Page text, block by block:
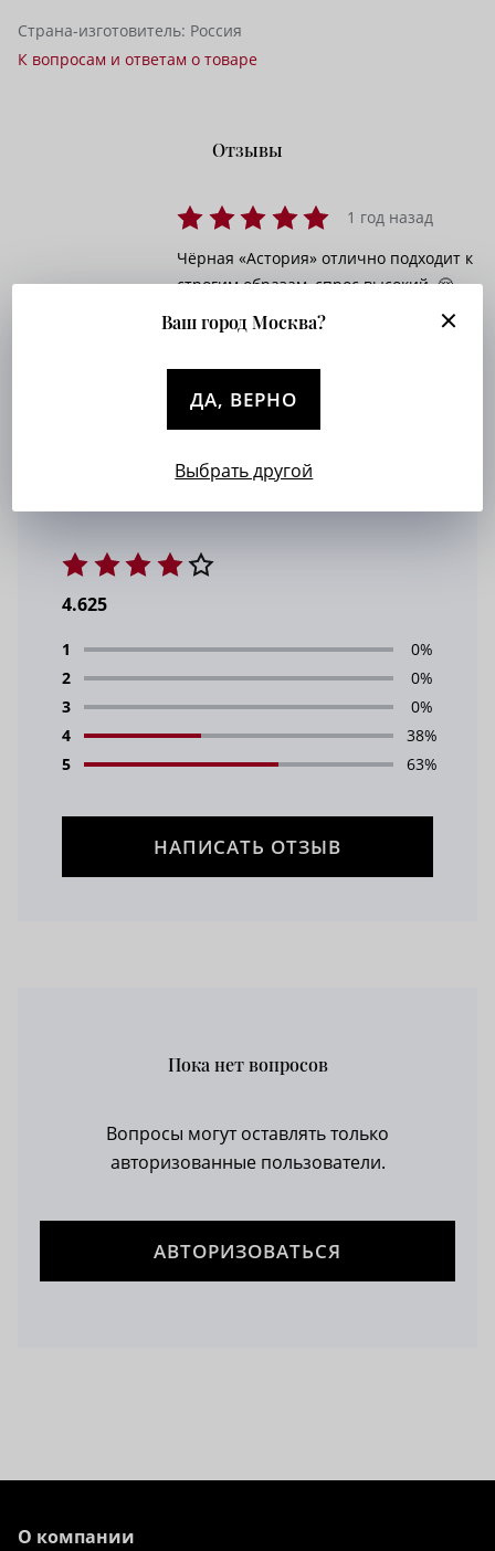
Страна-изготовитель: Россия
К вопросам и ответам о товаре
Отзывы
1 год назад
Чёрная «Астория» отлично подходит к
строгим образам, спрос высокий. 🤗
Зауженные, но не стесняют движений,
клиенты выражают благодарность. 😄
4.625
1
0%
2
0%
3
0%
4
38%
5
63%
НАПИСАТЬ ОТЗЫВ
Пока нет вопросов
Вопросы могут оставлять только
авторизованные пользователи.
АВТОРИЗОВАТЬСЯ
О компании
Ваш город Москва?
ДА, ВЕРНО
Выбрать другой